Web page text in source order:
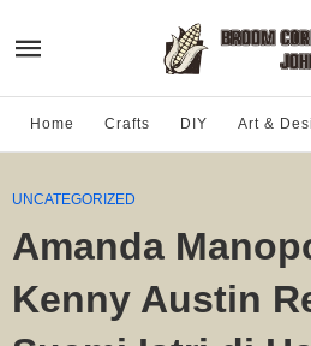
Home Crafts DIY Art &
UNCATEGORIZED
Amanda
Kenny Austin